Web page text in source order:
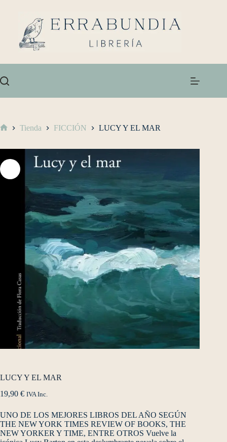
Tienda FICCIÓN LUCY Y EL MAR
LUCY Y EL MAR
19,90 € IVA Inc.
UNO DE LOS MEJORES LIBROS DEL AÑO SEGÚN
THE NEW YORK TIMES REVIEW OF BOOKS, THE
NEW YORKER Y TIME, ENTRE OTROS Vuelve la